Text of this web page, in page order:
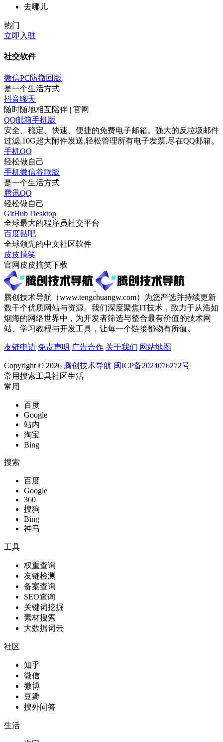
去哪儿
热门
立即入驻
社交软件
微信PC防撤回版
是一个生活方式
抖音聊天
随时随地相互陪伴 | 官网
QQ邮箱手机版
安全、稳定、快速、便捷的免费电子邮箱。强大的反垃圾邮件
过滤,10G超大附件发送,轻松管理所有电子发票,尽在QQ邮箱。
手机QQ
轻松做自己
手机微信谷歌版
是一个生活方式
腾讯QQ
轻松做自己
GitHub Desktop
全球最大的程序员社交平台
百度贴吧
全球领先的中文社区软件
皮皮搞笑
官网皮皮搞笑下载
腾创技术导航（www.tengchuangw.com）为您严选并持续更新
数千个优质网站与资源。我们深度聚焦IT技术，致力于从浩如
烟海的网络世界中，为开发者筛选与整合最有价值的技术网
站、学习教程与开发工具，让每一个链接都物有所值。
友链申请 免责声明 广告合作 关于我们 网站地图
Copyright © 2026 腾创技术导航 闽ICP备2024076272号
常用搜索工具社区生活
常用
百度
Google
站内
淘宝
Bing
搜索
百度
Google
360
搜狗
Bing
神马
工具
权重查询
友链检测
备案查询
SEO查询
关键词挖掘
素材搜索
大数据词云
社区
知乎
微信
微博
豆瓣
搜外问答
生活